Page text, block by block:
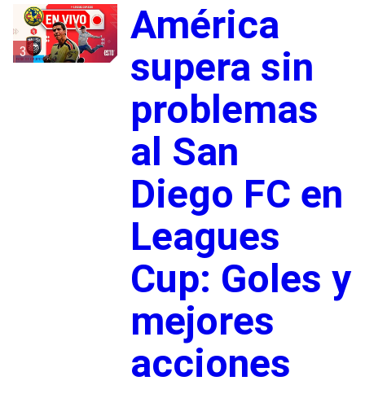
3
América
supera sin
problemas
al San
Diego FC en
Leagues
Cup: Goles y
mejores
acciones